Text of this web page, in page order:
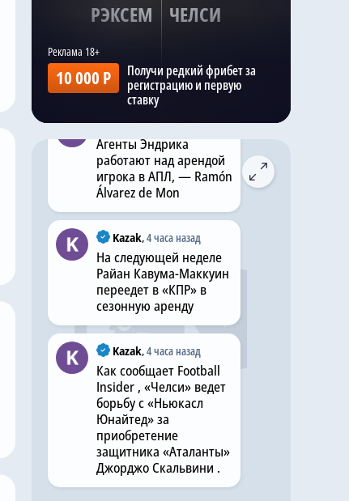
РЭКСЕМ ЧЕЛСИ
10 000 Р
Получи редкий фрибет за
регистрацию и первую
ставку
Пендерс; Ачеампонг,
Эстевао, Эссуго, Лавиа,
Мудрик; Делап,
Джексон.
Kazak,Вчера в 20:56
Агенты Эндрика
работают над арендой
игрока в АПЛ, — Ramón
Álvarez de Mon
Kazak,4 часа назад
На следующей неделе
Райан Кавума-Маккуин
переедет в «КПР» в
сезонную аренду
Kazak,4 часа назад
Как сообщает Football
Insider , «Челси» ведет
борьбу с «Ньюкасл
Юнайтед» за
приобретение
защитника «Аталанты»
Джорджо Скальвини .